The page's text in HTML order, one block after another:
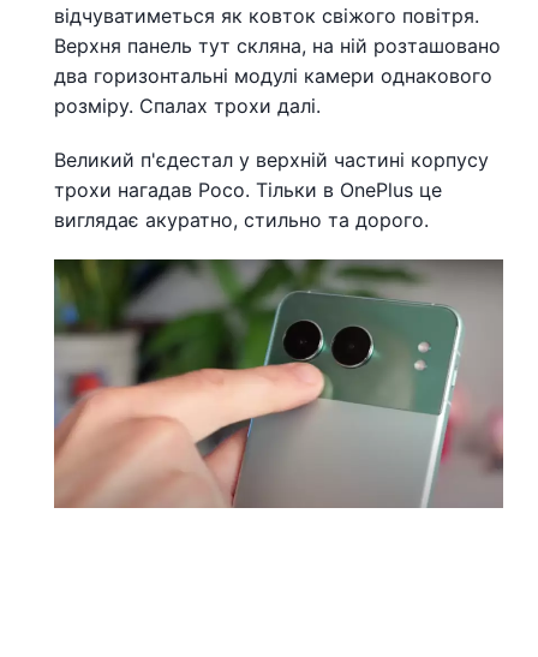
відчуватиметься як ковток свіжого повітря.
Верхня панель тут скляна, на ній розташовано
два горизонтальні модулі камери однакового
розміру. Спалах трохи далі.
Великий п'єдестал у верхній частині корпусу
трохи нагадав Poco. Тільки в OnePlus це
виглядає акуратно, стильно та дорого.